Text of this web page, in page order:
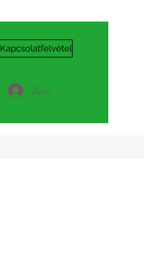
Kapcsolatfelvétel
Bejelentkezés